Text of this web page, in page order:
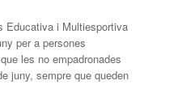
Educativa i Multiesportiva
per a persones
les no empadronades
juny, sempre que queden